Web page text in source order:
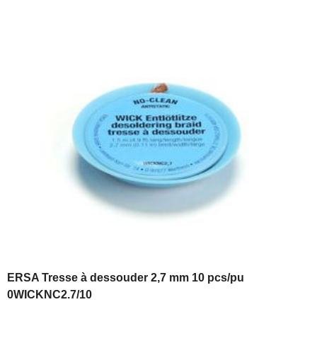
ERSA Tresse à dessouder 2,7 mm 10 pcs/pu
0WICKNC2.7/10